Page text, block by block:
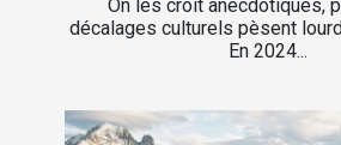
On les croit anecdotiques,
décalages culturels pèsent
En 2024...